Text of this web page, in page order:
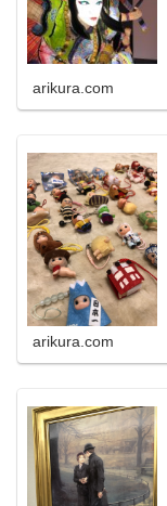
arikura.com
arikura.com